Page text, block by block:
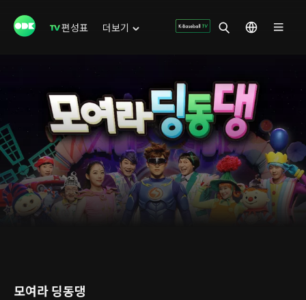
편성표 더보기
모여라 딩동댕